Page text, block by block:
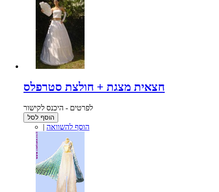
חצאית מצגת + חולצת סטרפלס
לפרטים - היכנס לקישור
הוסף לסל
| הוסף להשוואה